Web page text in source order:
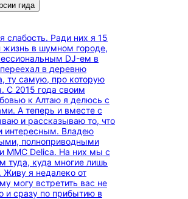
гида
слабость. Ради них я 15
жизнь в шумном городе,
DJ-ем в
в деревню
ту самую, про которую
С 2015 года своим
к Алтаю я делюсь с
А теперь и вместе с
и рассказываю то, что
интересным. Владею
полноприводными
MMC Delica. На них мы с
туда, куда многие лишь
Живу я недалеко от
могу встретить вас не
и сразу по прибытию в